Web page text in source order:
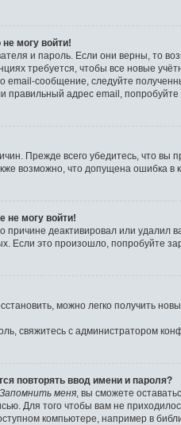
могу войти!
и пароль. Если они верны, то
требуется, чтобы все новые
email-сообщение, следуйте
правильный адрес email, попробуйте
Прежде всего убедитесь, что
возможно, что допущена ошибка
не могу войти!
причине деактивировал или
это произошло, попробуйте
можно легко получить
свяжитесь с администратором
повторять ввод имени и пароля?
Запомнить меня , вы сможете
Для того чтобы вам не
компьютере, например в